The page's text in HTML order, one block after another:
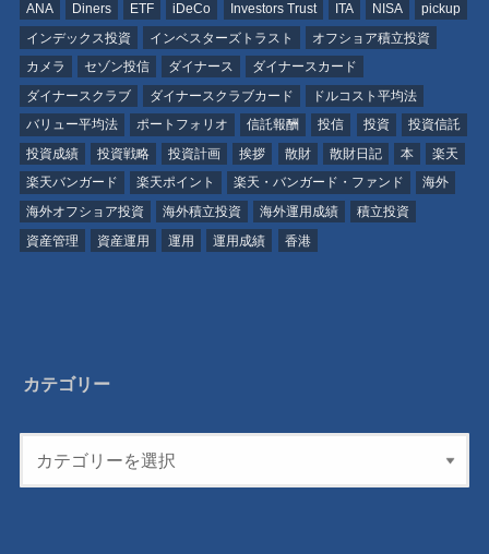
ANA Diners ETF iDeCo Investors Trust ITA NISA
pickup
インデックス投資
インベスターズトラスト
オフショア積立投資
カメラ
セゾン投信 ダイナース
ダイナースカード
ダイナースクラブ
ダイナースクラブカード
ドルコスト平均法
バリュー平均法
ポートフォリオ 信託報酬 投信 投資
投資信託
投資成績
投資戦略 投資計画 挨拶 散財 散財日記 本
楽天
楽天バンガード
楽天ポイント 楽天・バンガード・ファンド
海外
海外オフショア投資
海外積立投資 海外運用成績
積立投資
資産管理
資産運用 運用 運用成績 香港
カテゴリー